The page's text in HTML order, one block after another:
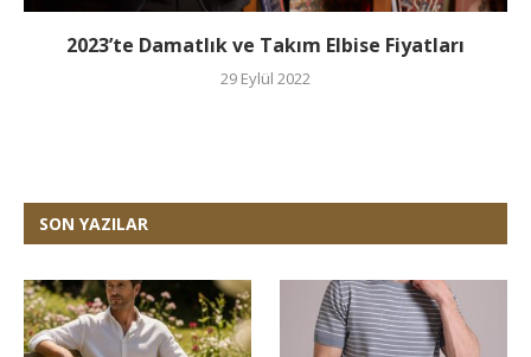
2023’te Damatlık ve Takım Elbise Fiyatları
29 Eylül 2022
SON YAZILAR